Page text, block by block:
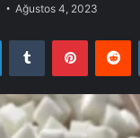
Ağustos 4, 2023
LinkedInTumblr Pinterest